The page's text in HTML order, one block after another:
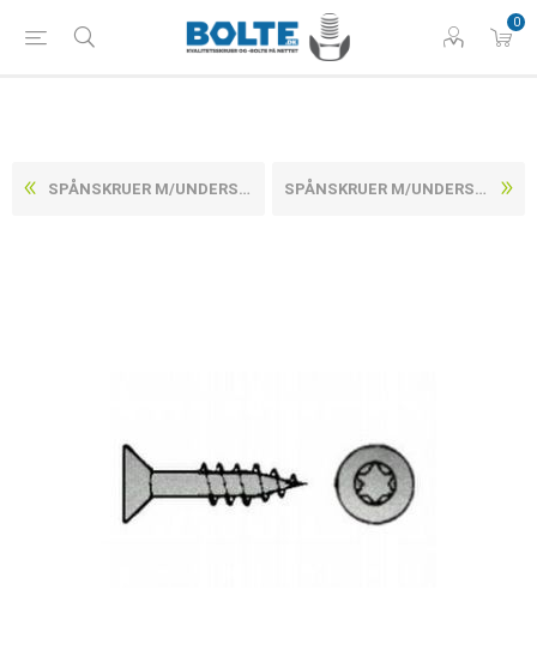
0
SPÅNSKRUER M/UNDERSÆNKET TORX HOVED, DELGEVIND RUSTFRI A2 CE/EN 14592 4,5X60 -T20 (500 STK) SPÅNSKRUER M/UNDERSÆNKET TORX HOVED, DELGEVIND RUSTFRI A2 CE/EN 14592 4,5X70 -T20 (500 STK)